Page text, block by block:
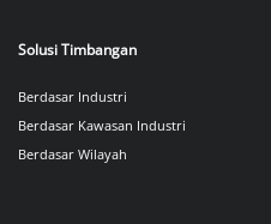
Solusi Timbangan
Berdasar Industri
Berdasar Kawasan Industri
Berdasar Wilayah